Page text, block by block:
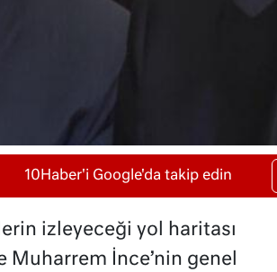
10Haber'i Google'da takip edin
izleyeceği yol haritası
İnce’nin genel